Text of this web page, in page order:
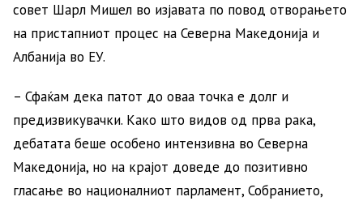
совет Шарл Мишел во изјавата по повод отворањето
на пристапниот процес на Северна Македонија и
Албанија во ЕУ.
– Сфаќам дека патот до оваа точка е долг и
предизвикувачки. Како што видов од прва рака,
дебатата беше особено интензивна во Северна
Македонија, но на крајот доведе до позитивно
гласање во националниот парламент, Собранието,